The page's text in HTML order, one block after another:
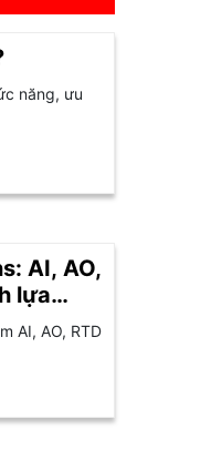
năng, ưu
AI, AO,
lựa
AI, AO, RTD